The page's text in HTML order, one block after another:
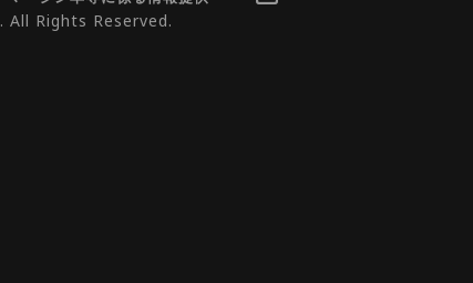
. All Rights Reserved.